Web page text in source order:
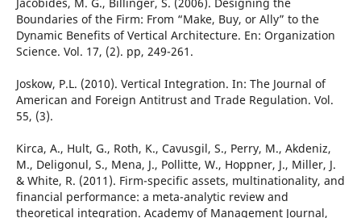
Boundaries of the Firm: From “Make, Buy, or Ally” to the
Dynamic Benefits of Vertical Architecture. En: Organization
Science. Vol. 17, (2). pp, 249-261.
Joskow, P.L. (2010). Vertical Integration. In: The Journal of
American and Foreign Antitrust and Trade Regulation. Vol.
55, (3).
Kirca, A., Hult, G., Roth, K., Cavusgil, S., Perry, M., Akdeniz,
M., Deligonul, S., Mena, J., Pollitte, W., Hoppner, J., Miller, J.
& White, R. (2011). Firm-specific assets, multinationality, and
financial performance: a meta-analytic review and
theoretical integration. Academy of Management Journal,